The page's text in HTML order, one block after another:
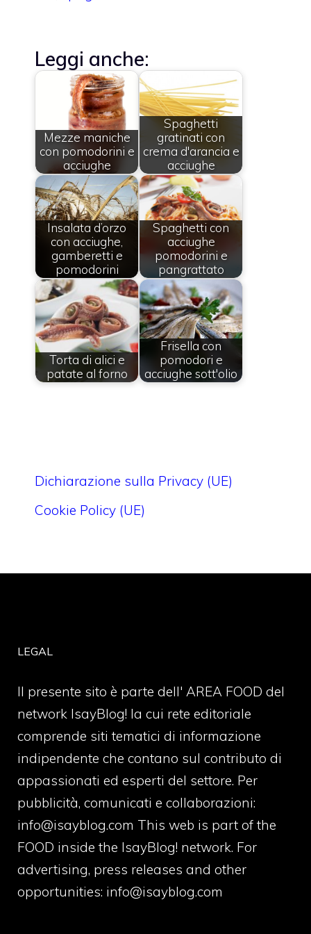
Leggi anche:
Mezze maniche
con pomodorini e
acciughe
Spaghetti
gratinati con
crema d'arancia e
acciughe
Insalata d’orzo
con acciughe,
gamberetti e
pomodorini
Spaghetti con
acciughe
pomodorini e
pangrattato
Torta di alici e
patate al forno
Frisella con
pomodori e
acciughe sott'olio
Dichiarazione sulla Privacy (UE)
Cookie Policy (UE)
LEGAL
Il presente sito è parte dell' AREA FOOD del
network IsayBlog! la cui rete editoriale
comprende siti tematici di informazione
indipendente che contano sul contributo di
appassionati ed esperti del settore. Per
pubblicità, comunicati e collaborazioni:
info@isayblog.com This web is part of the
FOOD inside the IsayBlog! network. For
advertising, press releases and other
opportunities: info@isayblog.com